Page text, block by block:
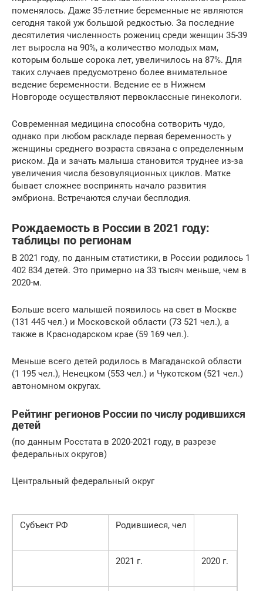
поменялось. Даже 35-летние беременные не являются
сегодня такой уж большой редкостью. За последние
десятилетия численность рожениц среди женщин 35-39
лет выросла на 90%, а количество молодых мам,
которым больше сорока лет, увеличилось на 87%. Для
таких случаев предусмотрено более внимательное
ведение беременности. Ведение ее в Нижнем
Новгороде осуществляют первоклассные гинекологи.
Современная медицина способна сотворить чудо,
однако при любом раскладе первая беременность у
женщины среднего возраста связана с определенным
риском. Да и зачать малыша становится труднее из-за
увеличения числа безовуляционных циклов. Матке
бывает сложнее воспринять начало развития
эмбриона. Встречаются случаи бесплодия.
Рождаемость в России в 2021 году:
таблицы по регионам
В 2021 году, по данным статистики, в России родилось 1
402 834 детей. Это примерно на 33 тысяч меньше, чем в
2020-м.
Больше всего малышей появилось на свет в Москве
(131 445 чел.) и Московской области (73 521 чел.), а
также в Краснодарском крае (59 169 чел.).
Меньше всего детей родилось в Магаданской области
(1 195 чел.), Ненецком (553 чел.) и Чукотском (521 чел.)
автономном округах.
Рейтинг регионов России по числу родившихся
детей
(по данным Росстата в 2020-2021 году, в разрезе
федеральных округов)
Центральный федеральный округ
Субъект РФ Родившиеся, чел
2021 г. 2020 г.